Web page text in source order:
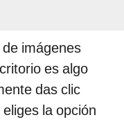
imágenes
es algo
das clic
la opción